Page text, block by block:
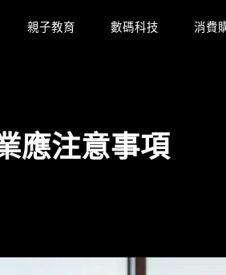
親子教育 數碼科技 消費
應注意事項